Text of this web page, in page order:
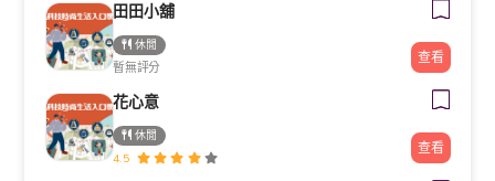
田田小舖
休閒
暫無評分
查看
花心意
休閒
4.5
查看